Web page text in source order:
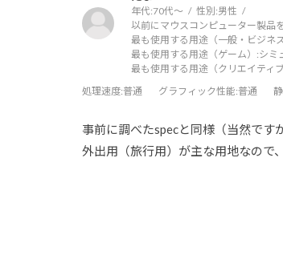
年代:70代～ 性別:男性
以前にマウスコンピューター製品
最も使用する用途（一般・ビジネ
最も使用する用途（ゲーム）:シミ
最も使用する用途（クリエイティ
処理速度:普通 グラフィック性能:普通
事前に調べたspecと同様（当然です
外出用（旅行用）が主な用地なので